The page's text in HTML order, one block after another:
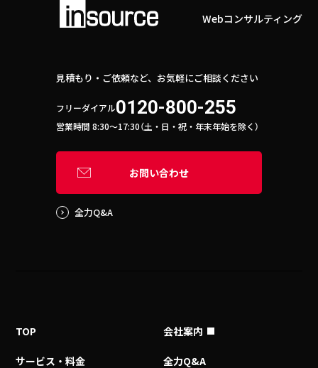
Webコンサルティング
見積もり・ご依頼など、お気軽にご相談ください
フリーダイアル0120-800-255
営業時間 8:30〜17:30（土・日・祝・年末年始を除く）
お問い合わせ
全力Q&A
TOP
サービス・料金
会社案内
全力Q&A